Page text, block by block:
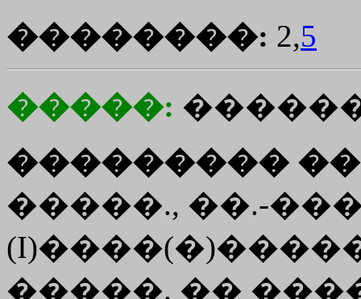
��������: 2,5
�����:
���������
�����., ��.-
(I
�����. ��